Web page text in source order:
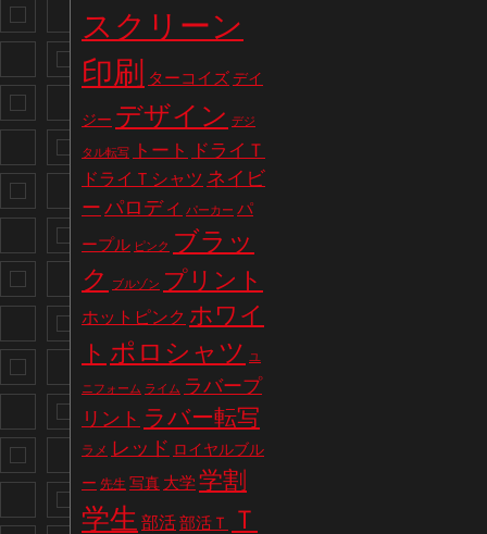
スクリーン
印刷
ターコイズ デイ
ジー デザイン デジ
タル転写 トート ドライＴ
ドライＴシャツ ネイビ
ー パロディ パーカー パ
ープル ピンク ブラッ
ク
ブルゾン プリント
ホットピンク ホワイ
ト ポロシャツ ユ
ニフォーム ライム ラバープ
リント ラバー転写
ラメ レッド ロイヤルブル
ー 先生 写真 大学 学割
学生 部活部活Ｔ
Ｔ